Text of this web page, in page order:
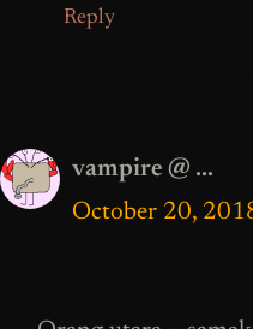
Reply
vampire @ ...
October 20,